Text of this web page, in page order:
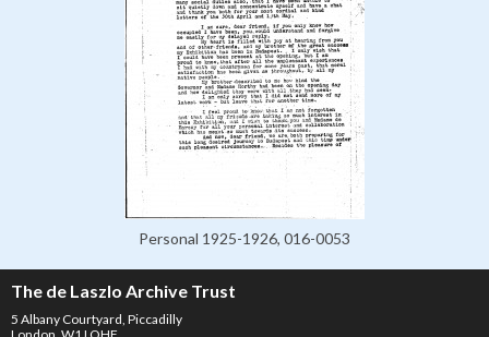
Personal 1925-1926, 016-0053
The de Laszlo Archive Trust
5 Albany Courtyard, Piccadilly